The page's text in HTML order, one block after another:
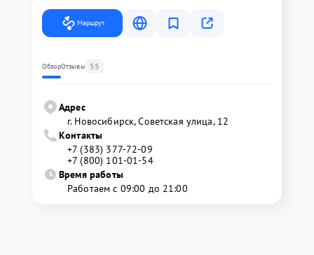
Маршрут
ОбзорОтзывы 55
Адрес
г. Новосибирск, Советская улица, 12
Контакты
+7 (383) 377-72-09
+7 (800) 101-01-54
Время работы
Работаем с 09:00 до 21:00